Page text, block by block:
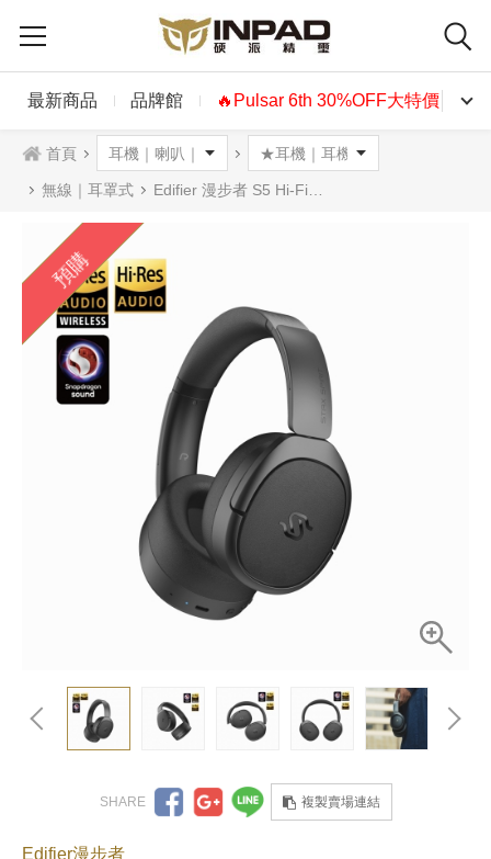
最新商品 品牌館 🔥Pulsar 6th 30%OFF大特價🔥
首頁
無線｜耳罩式 Edifier 漫步者 S5 Hi-Fi平板藍牙耳罩式耳機 黑色
預購
複製賣場連結
Edifier漫步者